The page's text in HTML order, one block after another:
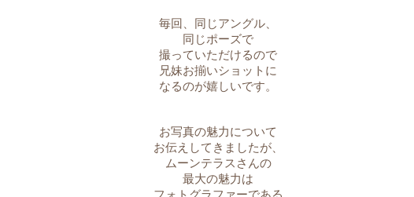
毎回、同じアングル、
同じポーズで
撮っていただけるので
兄妹お揃いショットに
なるのが嬉しいです。
お写真の魅力について
お伝えしてきましたが、
ムーンテラスさんの
最大の魅力は